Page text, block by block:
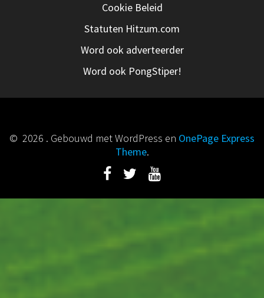
Cookie Beleid
Statuten Hitzum.com
Word ook adverteerder
Word ook PongStiper!
© 2026 . Gebouwd met WordPress en OnePage Express
Theme.